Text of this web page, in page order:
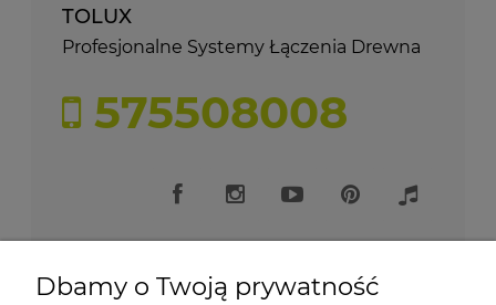
TOLUX
Profesjonalne Systemy Łączenia Drewna
575508008
Dbamy o Twoją prywatność